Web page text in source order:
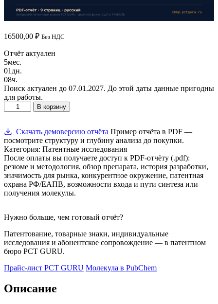
16500,00 ₽ Без НДС
Отчёт актуален
5мес.
01 дн.
08ч.
Поиск актуален до 07.01.2027. До этой даты данные пригодны
для работы.
Количество
товара
(Translarna®)
—
конкурентная
разведка
и
патентный
анализ
РФ/
В корзину
Скачать демоверсию отчёта Пример отчёта в PDF —
посмотрите структуру и глубину анализа до покупки.
Категория: Патентные исследования
После оплаты вы получаете доступ к PDF-отчёту (.pdf):
резюме и методология, обзор препарата, история разработки,
значимость для рынка, конкурентное окружение, патентная
охрана РФ/ЕАПВ, возможности входа и пути синтеза или
получения молекулы.
Нужно больше, чем готовый отчёт?
Патентование, товарные знаки, индивидуальные
исследования и абонентское сопровождение — в патентном
бюро PCT GURU.
Прайс-лист PCT GURU Молекула в PubChem
Описание